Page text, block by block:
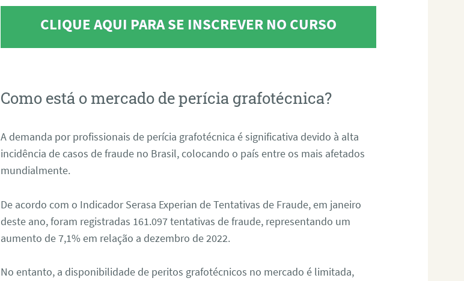
CLIQUE AQUI PARA SE INSCREVER NO CURSO
Como está o mercado de perícia grafotécnica?
A demanda por profissionais de perícia grafotécnica é significativa devido à alta
incidência de casos de fraude no Brasil, colocando o país entre os mais afetados
mundialmente.
De acordo com o Indicador Serasa Experian de Tentativas de Fraude, em janeiro
deste ano, foram registradas 161.097 tentativas de fraude, representando um
aumento de 7,1% em relação a dezembro de 2022.
No entanto, a disponibilidade de peritos grafotécnicos no mercado é limitada,